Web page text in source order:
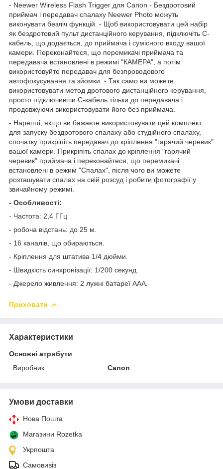
- Neewer Wireless Flash Trigger для Canon - Бездротовий
приймач і передавач спалаху Neewer Photo можуть
виконувати безліч функцій. - Щоб використовувати цей набір
як бездротовий пульт дистанційного керування, підключіть C-
кабель, що додається, до приймача і сумісного входу вашої
камери. Переконайтеся, що перемикачі приймача та
передавача встановлені в режимі "КАМЕРА", а потім
використовуйте передавач для безпроводового
автофокусування та зйомки. - Так само ви можете
використовувати метод дротового дистанційного керування,
просто підключивши C-кабель тільки до передавача і
продовжуючи використовувати його без приймача.
- Нарешті, якщо ви бажаєте використовувати цей комплект
для запуску бездротового спалаху або студійного спалаху,
спочатку прикріпіть передавач до кріплення "гарячий черевик"
вашої камери. Прикріпіть спалах до кріплення "гарячий
черевик" приймача і переконайтеся, що перемикачі
встановлені в режим "Спалах", після чого ви можете
розташувати спалах на свій розсуд і робити фотографії у
звичайному режимі.
- Особливості:
- Частота: 2,4 ГГц
- робоча відстань: до 25 м.
- 16 каналів, що обираються.
- Кріплення для штатива 1/4 дюйми.
- Швидкість синхронізації: 1/200 секунд.
- Джерело живлення: 2 лужні батареї AAA.
Приховати
Характеристики
Основні атрибути
Виробник
Canon
Умови доставки
Нова Пошта
Магазини Rozetka
Укрпошта
Самовивіз